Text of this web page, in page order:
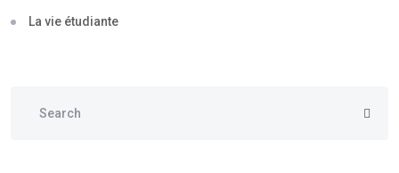
La vie étudiante